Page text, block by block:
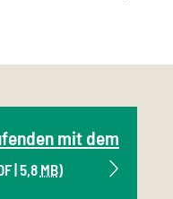
mit dem
| 5,8MB)